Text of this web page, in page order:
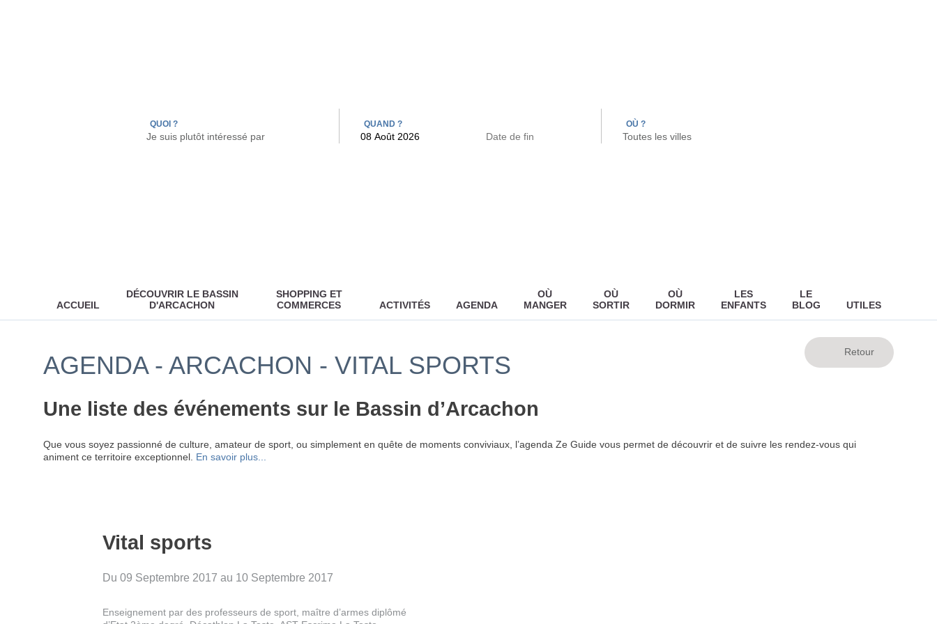
QUOI ? QUAND ? OÙ ?
ACCUEIL
DÉCOUVRIR LE BASSIN
D'ARCACHON
SHOPPING ET
COMMERCES
ACTIVITÉS AGENDA
OÙ
MANGER
OÙ
SORTIR
OÙ
DORMIR
LES
ENFANTS
LE
BLOG
UTILES
AGENDA - ARCACHON - VITAL SPORTS
Une liste des événements sur le Bassin d’Arcachon
Que vous soyez passionné de culture, amateur de sport, ou simplement en quête de moments conviviaux, l’agenda Ze Guide vous permet de découvrir et de suivre les rendez-vous qui
animent ce territoire exceptionnel. En savoir plus...
Vital sports
Du 09 Septembre 2017 au 10 Septembre 2017
Enseignement par des professeurs de sport, maître d’armes diplômé